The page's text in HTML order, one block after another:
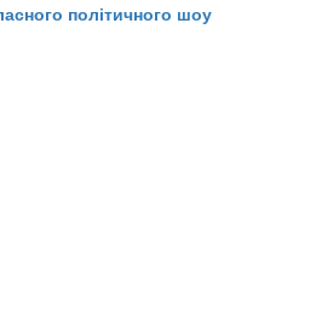
політичного шоу